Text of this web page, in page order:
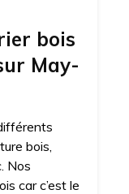
bois
May-
bois,
Nos
car c’est le